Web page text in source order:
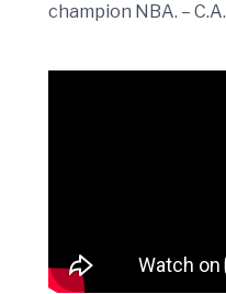
champion NBA. – C.A.